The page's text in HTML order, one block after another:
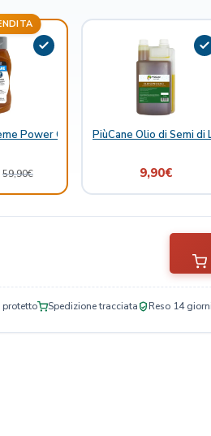
Power Care Joint Boost 300 ml
59,90€
PiùCane Olio di Semi di
9,90€
protetto Spedizione tracciata Reso 14 giorni